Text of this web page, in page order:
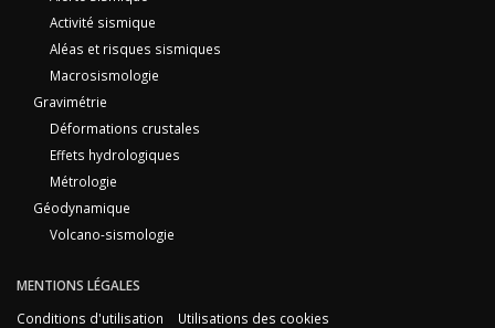
Activité sismique
Aléas et risques sismiques
Macrosismologie
Gravimétrie
Déformations crustales
Effets hydrologiques
Métrologie
Géodynamique
Volcano-sismologie
MENTIONS LÉGALES
Conditions d'utilisation
Utilisations des cookies